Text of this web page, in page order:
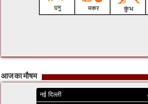
आज का मौषम
नई दिल्ली